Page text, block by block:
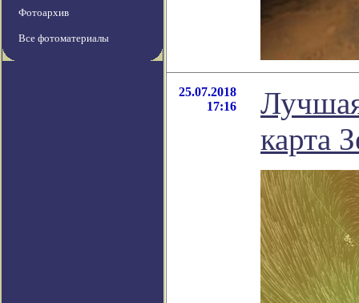
Фотоархив
Все фотоматериалы
25.07.2018
17:16
карта